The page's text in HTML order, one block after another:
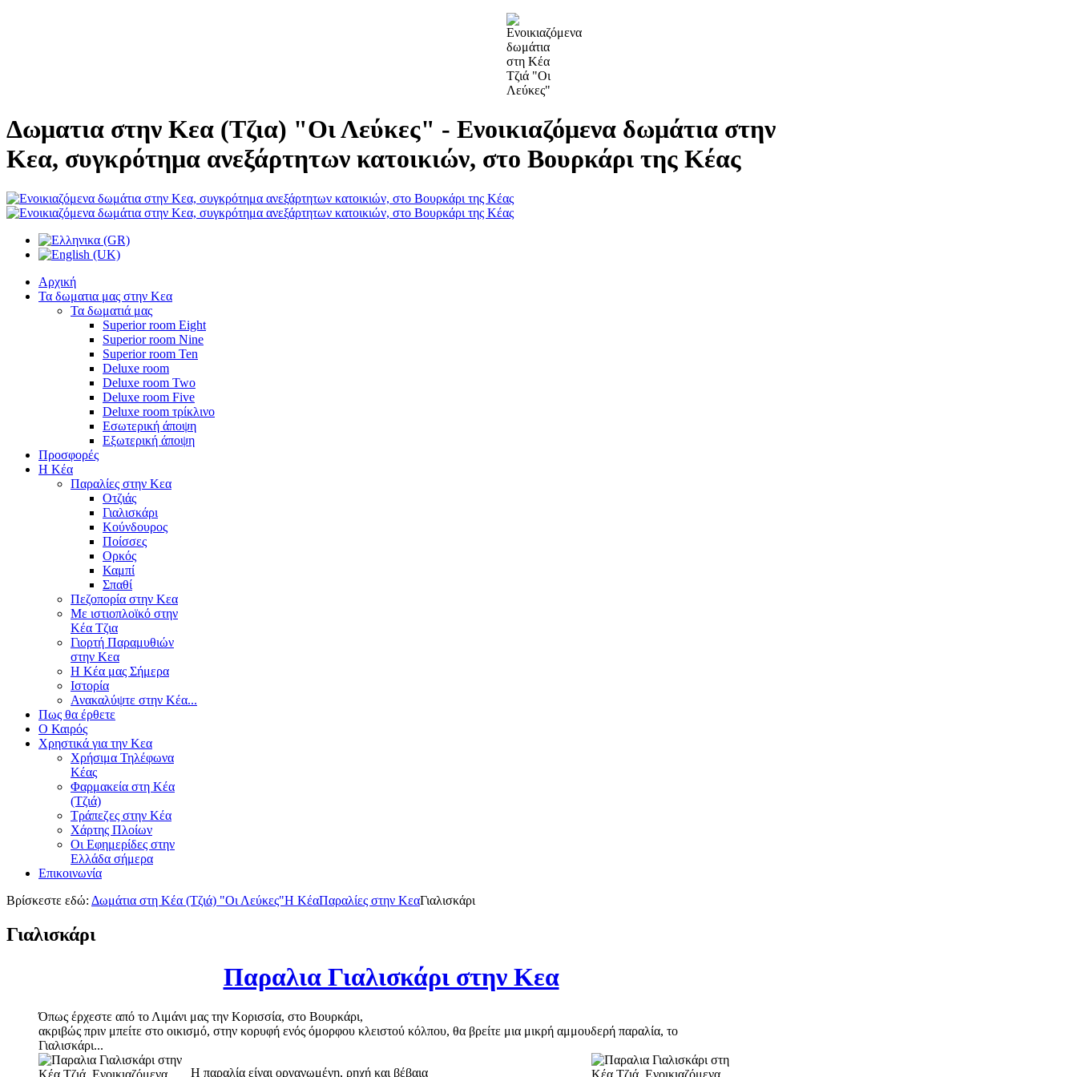
Δωματια στην Κεα (Τζια) "Οι Λεύκες" - Ενοικιαζόμενα δωμάτια στην
Κεα, συγκρότημα ανεξάρτητων κατοικιών, στο Βουρκάρι της Κέας
Αρχική
Τα δωματια μας στην Κεα
Τα δωματιά μας
Superior room Eight
Superior room Nine
Superior room Ten
Deluxe room
Deluxe room Two
Deluxe room Five
Deluxe room τρίκλινο
Εσωτερική άποψη
Εξωτερική άποψη
Προσφορές
Η Κέα
Παραλίες στην Κεα
Οτζιάς
Γιαλισκάρι
Κούνδουρος
Ποίσσες
Ορκός
Καμπί
Σπαθί
Πεζοπορία στην Κεα
Με ιστιοπλοϊκό στην
Κέα Τζια
Γιορτή Παραμυθιών
στην Κεα
Η Κέα μας Σήμερα
Ιστορία
Ανακαλύψτε στην Κέα...
Πως θα έρθετε
Ο Καιρός
Χρηστικά για την Κεα
Χρήσιμα Τηλέφωνα
Κέας
Φαρμακεία στη Κέα
(Τζιά)
Τράπεζες στην Κέα
Χάρτης Πλοίων
Οι Εφημερίδες στην
Ελλάδα σήμερα
Επικοινωνία
Βρίσκεστε εδώ: Δωμάτια στη Κέα (Τζιά) "Οι Λεύκες"Η ΚέαΠαραλίες στην ΚεαΓιαλισκάρι
Γιαλισκάρι
Παραλια Γιαλισκάρι στην Κεα
Όπως έρχεστε από το Λιμάνι μας την Κορισσία, στο Βουρκάρι,
ακριβώς πριν μπείτε στο οικισμό, στην κορυφή ενός όμορφου κλειστού κόλπου, θα βρείτε μια μικρή αμμουδερή παραλία, το
Γιαλισκάρι...
Η παραλία είναι οργανωμένη, ρηχή και βέβαια